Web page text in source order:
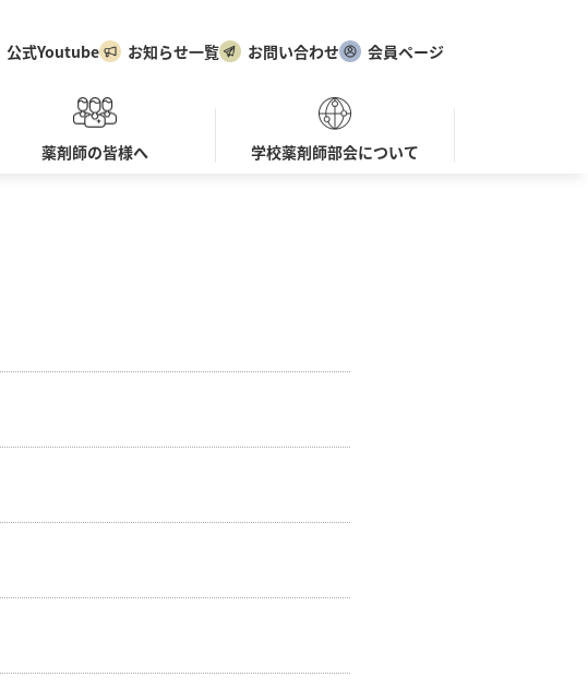
公式Youtube お知らせ一覧 お問い合わせ 会員ページ
薬剤師の皆様へ 学校薬剤師部会について